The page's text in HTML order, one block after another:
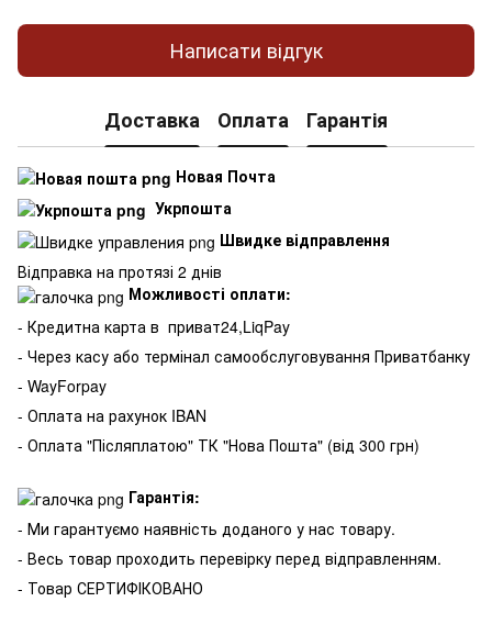
Написати відгук
Доставка Оплата Гарантія
Новая Почта
Укрпошта
Швидке відправлення
Відправка на протязі 2 днів
Можливості оплати:
- Кредитна карта в приват24,LiqPay
- Через касу або термінал самообслуговування Приватбанку
- WayForpay
- Оплата на рахунок IBAN
- Оплата "Післяплатою" ТК "Нова Пошта" (від 300 грн)
Гарантія:
- Ми гарантуємо наявність доданого у нас товару.
- Весь товар проходить перевірку перед відправленням.
- Товар СЕРТИФІКОВАНО